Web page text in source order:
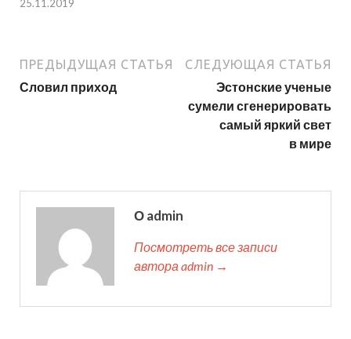
25.11.2019
ПРЕДЫДУЩАЯ СТАТЬЯ
Словил приход
СЛЕДУЮЩАЯ СТАТЬЯ
Эстонские ученые
сумели сгенерировать
самый яркий свет
в мире
О admin
Посмотреть все записи
автора admin →